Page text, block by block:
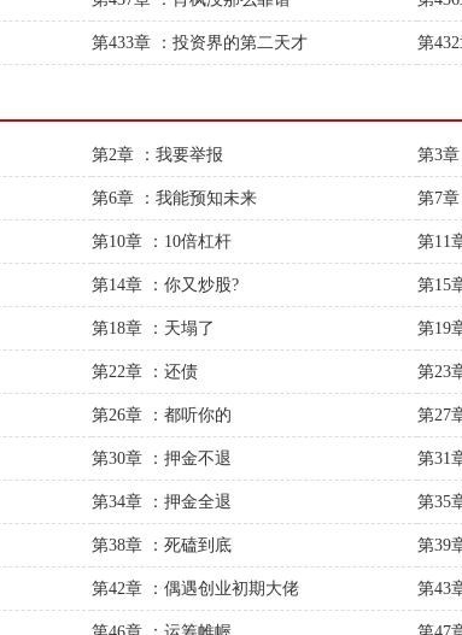
第433章 ：投资界的第二天才 第
第2章 ：我要举报 第3
第6章 ：我能预知未来 第7
第10章 ：10倍杠杆 第11
第14章 ：你又炒股? 第15
第18章 ：天塌了 第19
第22章 ：还债 第23
第26章 ：都听你的 第27
第30章 ：押金不退 第31
第34章 ：押金全退 第35
第38章 ：死磕到底 第39
第42章 ：偶遇创业初期大佬 第43